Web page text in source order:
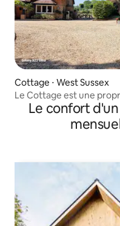
Cottage ⋅ West Sussex
Le Cottage est une
Le confort